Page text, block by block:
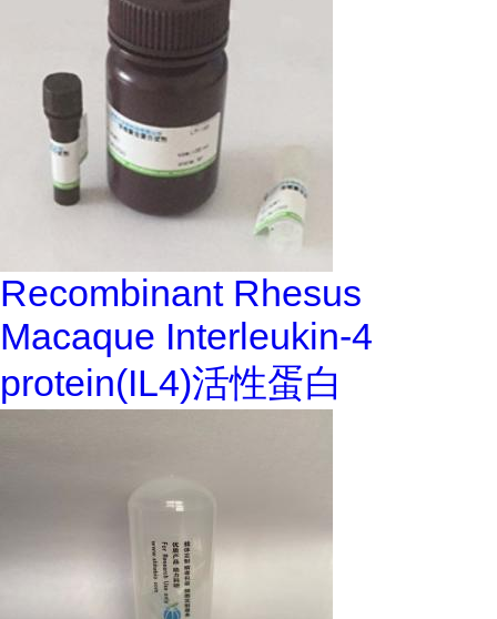
Recombinant Rhesus
Macaque Interleukin-4
protein(IL4)活性蛋白